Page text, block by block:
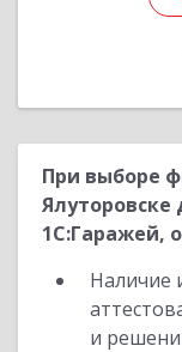
При выборе
1С:Гаражей,
Наличие
и